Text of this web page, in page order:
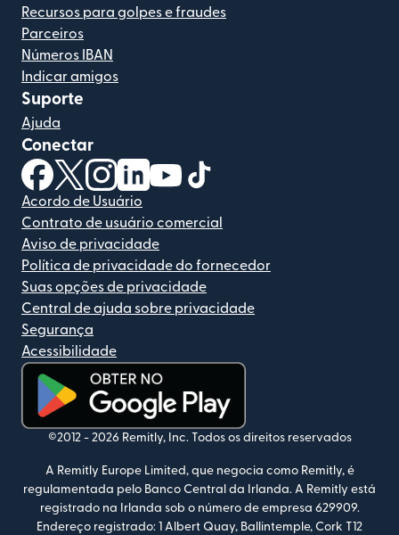
Recursos para golpes e fraudes
Parceiros
Números IBAN
Indicar amigos
Suporte
Ajuda
Conectar
(abre em uma nova janela)
(abre em uma nova janela)
(abre em uma nova janela)
(abre em uma nova janela)
(abre em uma nova janela)
Acordo de Usuário
Contrato de usuário comercial
Aviso de privacidade
Política de privacidade do fornecedor
Suas opções de privacidade
Central de ajuda sobre privacidade
Segurança
Acessibilidade
(abre em uma nova janela)
©2012 - 2026 Remitly, Inc. Todos os direitos reservados
A Remitly Europe Limited, que negocia como Remitly, é
regulamentada pelo Banco Central da Irlanda. A Remitly está
registrado na Irlanda sob o número de empresa 629909.
Endereço registrado: 1 Albert Quay, Ballintemple, Cork T12